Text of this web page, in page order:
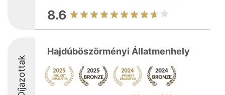
8.6
Díjazottak
Hajdúböszörményi Állatmenhely